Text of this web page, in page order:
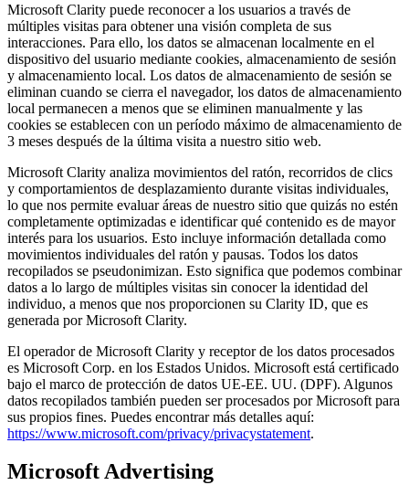
Microsoft Clarity puede reconocer a los usuarios a través de
múltiples visitas para obtener una visión completa de sus
interacciones. Para ello, los datos se almacenan localmente en el
dispositivo del usuario mediante cookies, almacenamiento de sesión
y almacenamiento local. Los datos de almacenamiento de sesión se
eliminan cuando se cierra el navegador, los datos de almacenamiento
local permanecen a menos que se eliminen manualmente y las
cookies se establecen con un período máximo de almacenamiento de
3 meses después de la última visita a nuestro sitio web.
Microsoft Clarity analiza movimientos del ratón, recorridos de clics
y comportamientos de desplazamiento durante visitas individuales,
lo que nos permite evaluar áreas de nuestro sitio que quizás no estén
completamente optimizadas e identificar qué contenido es de mayor
interés para los usuarios. Esto incluye información detallada como
movimientos individuales del ratón y pausas. Todos los datos
recopilados se pseudonimizan. Esto significa que podemos combinar
datos a lo largo de múltiples visitas sin conocer la identidad del
individuo, a menos que nos proporcionen su Clarity ID, que es
generada por Microsoft Clarity.
El operador de Microsoft Clarity y receptor de los datos procesados
es Microsoft Corp. en los Estados Unidos. Microsoft está certificado
bajo el marco de protección de datos UE-EE. UU. (DPF). Algunos
datos recopilados también pueden ser procesados por Microsoft para
sus propios fines. Puedes encontrar más detalles aquí:
https://www.microsoft.com/privacy/privacystatement.
Microsoft Advertising